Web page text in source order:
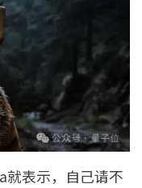
就表示，自己请不